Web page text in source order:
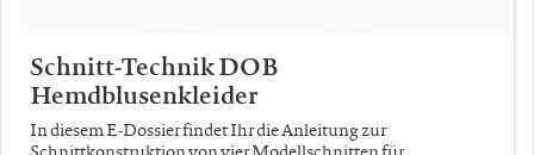
Schnitt-Technik DOB
Hemdblusenkleider
In diesem E-Dossier findet Ihr die Anleitung zur